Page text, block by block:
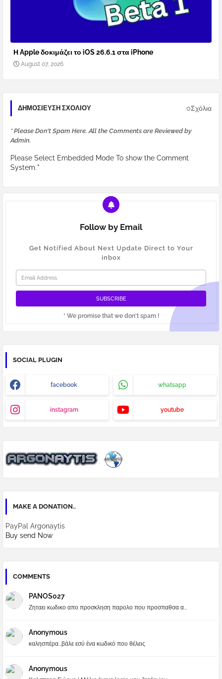
Η Apple δοκιμάζει το iOS 26.6.1 στα iPhone
August 07, 2026
ΔΗΜΟΣΊΕΥΣΗ ΣΧΟΛΊΟΥ 0Σχόλια
* Please Don't Spam Here. All the Comments are Reviewed by
Admin.
Please Select Embedded Mode To show the Comment
System.*
Follow by Email
Get Notified About Next Update Direct to Your
inbox
* We promise that we don't spam !
SOCIAL PLUGIN
facebook whatsapp
instagram youtube
MAKE A DONATION..
PayPal Argonaytis
Buy send Now
COMMENTS
PANOS027
Ζηταει κωδικο απο προσκληση παρολο που προσπαθσα α...
Anonymous
καλησπέρα...βάλε εσύ ένα κωδικό που θέλεις
Anonymous